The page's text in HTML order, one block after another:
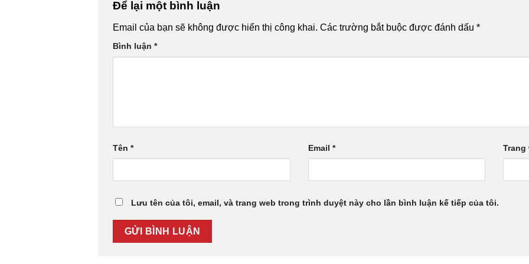
Để lại một bình luận
Email của bạn sẽ không được hiển thị công khai. Các trường bắt buộc được đánh dấu*
Bình luận*
Tên* Email * Trang
Lưu tên của tôi, email, và trang web trong trình duyệt này cho lần bình luận kế tiếp của tôi.